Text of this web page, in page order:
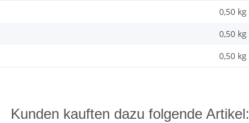
0,50 kg
0,50 kg
0,50 kg
Kunden kauften dazu folgende Artikel: